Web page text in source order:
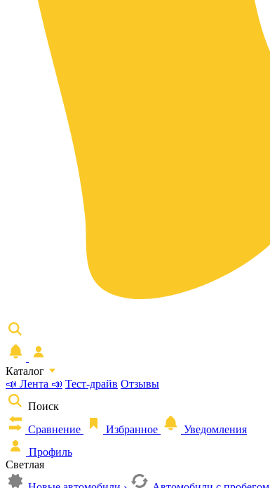
Каталог
📣 Лента 📣 Тест-драйв Отзывы
Поиск
Сравнение
Избранное
Уведомления
Профиль
Светлая